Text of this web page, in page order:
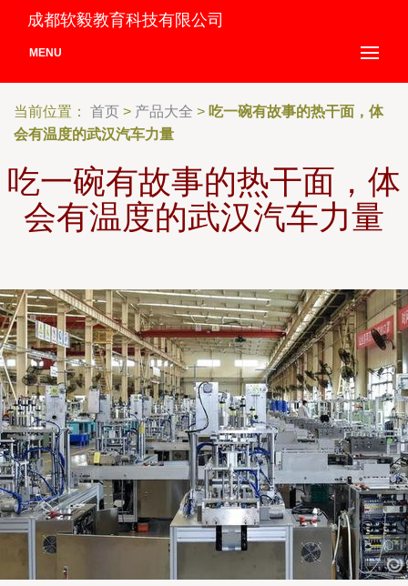
成都软毅教育科技有限公司
MENU
当前位置： 首页 > 产品大全 > 吃一碗有故事的热干面，体
会有温度的武汉汽车力量
吃一碗有故事的热干面，体
会有温度的武汉汽车力量